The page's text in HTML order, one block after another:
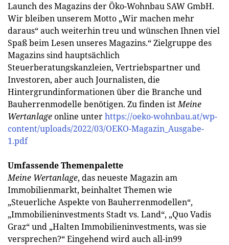
Launch des Magazins der Öko-Wohnbau SAW GmbH.
Wir bleiben unserem Motto „Wir machen mehr
daraus“ auch weiterhin treu und wünschen Ihnen viel
Spaß beim Lesen unseres Magazins.“ Zielgruppe des
Magazins sind hauptsächlich
Steuerberatungskanzleien, Vertriebspartner und
Investoren, aber auch Journalisten, die
Hintergrundinformationen über die Branche und
Bauherrenmodelle benötigen. Zu finden istMeine
Wertanlageonline unterhttps://oeko-wohnbau.at/wp-
content/uploads/2022/03/OEKO-Magazin_Ausgabe-
1.pdf
Umfassende Themenpalette
Meine Wertanlage, das neueste Magazin am
Immobilienmarkt, beinhaltet Themen wie
„Steuerliche Aspekte von Bauherrenmodellen“,
„Immobilieninvestments Stadt vs. Land“, „Quo Vadis
Graz“ und „Halten Immobilieninvestments, was sie
versprechen?“ Eingehend wird auch all-in99